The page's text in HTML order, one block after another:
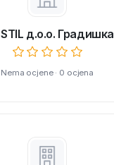
STIL д.о.о. Градишка
Nema ocjene · 0 ocjena